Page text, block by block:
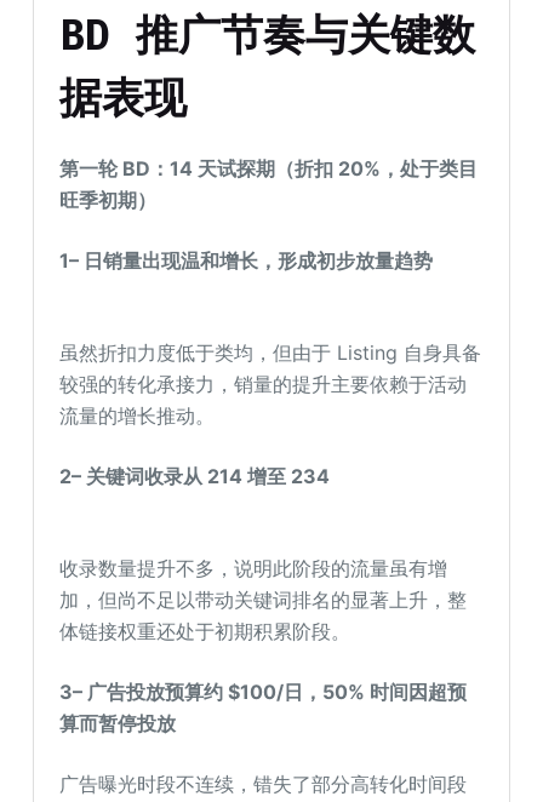
BD 推广节奏与关键数
据表现
第一轮 BD：14 天试探期（折扣 20%，处于类目
旺季初期）
1– 日销量出现温和增长，形成初步放量趋势
虽然折扣力度低于类均，但由于 Listing 自身具备
较强的转化承接力，销量的提升主要依赖于活动
流量的增长推动。
2– 关键词收录从 214 增至 234
收录数量提升不多，说明此阶段的流量虽有增
加，但尚不足以带动关键词排名的显著上升，整
体链接权重还处于初期积累阶段。
3– 广告投放预算约 $100/日，50% 时间因超预
算而暂停投放
广告曝光时段不连续，错失了部分高转化时间段